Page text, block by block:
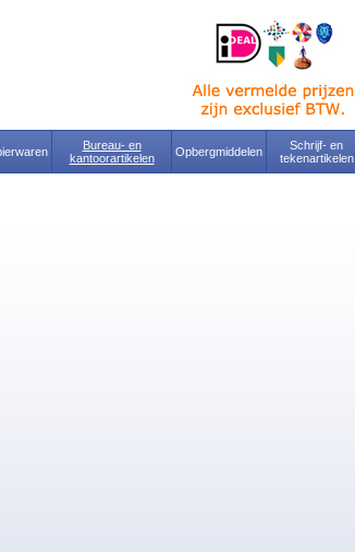
Bureau- en
kantoorartikelen
Opbergmiddelen
Schrijf- en
tekenartikelen